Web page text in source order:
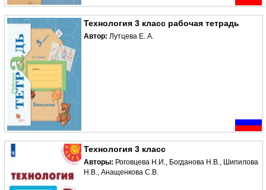
Технология 3 класс рабочая тетрадь
Автор: Лутцева Е. А.
Технология 3 класс
Авторы: Роговцева Н.И., Богданова Н.В., Шипилова
Н.В., Анащенкова С.В.